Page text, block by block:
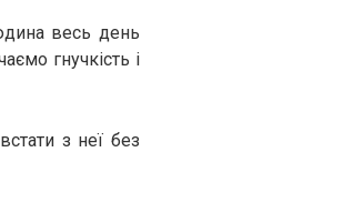
весь день
гнучкість і
з неї без